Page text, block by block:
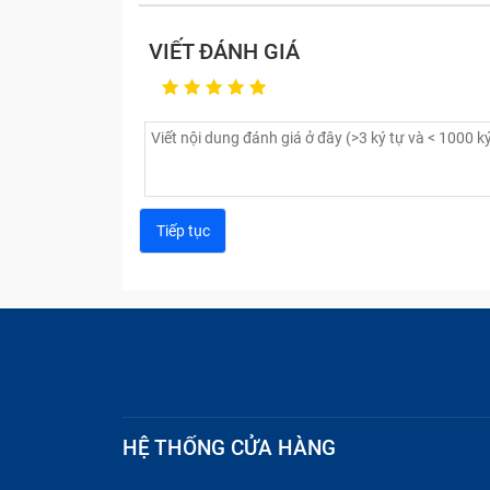
Những lưu ý khi thay sạc
VIẾT ĐÁNH GIÁ
HỆ THỐNG CỬA HÀNG